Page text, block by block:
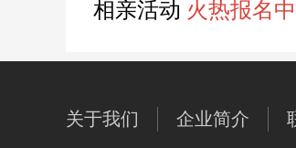
相亲活动 火热报名中
关于我们 企业简介